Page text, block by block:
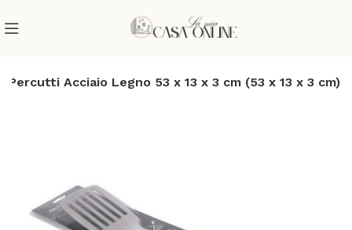
Percutti Acciaio Legno 53 x 13 x 3 cm (53 x 13 x 3 cm)